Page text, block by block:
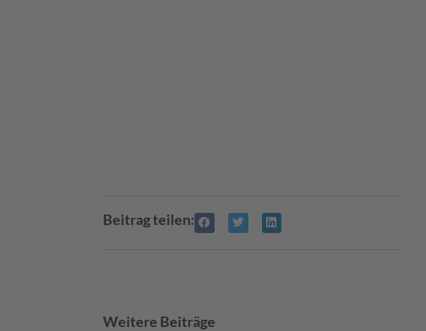
Beitrag teilen:
Weitere Beiträge